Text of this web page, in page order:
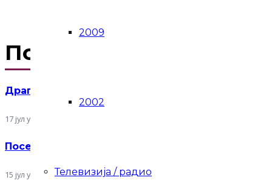
2009
2002
Телевизија / радио
Последње објаве
Драгомиру Лишчићу уручена књижевна
17 јул у 14:04
Посета Симпозијуму скулптуре у теракоти Terra
15 јул у 14:42